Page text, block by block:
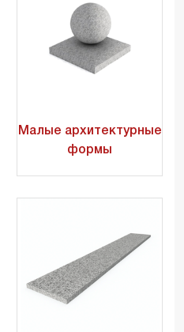
Малые архитектурные
формы